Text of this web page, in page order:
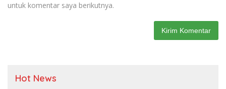
untuk komentar saya berikutnya.
Hot News